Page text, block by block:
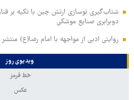
شتاب‌گیری نوسازی ارتش چین با تکیه بر
دوبرابری صنایع موشکی
روایتی ادبی از مواجهه با امام رضا(ع)
ویدیوی روز
خط قرمز
عکس